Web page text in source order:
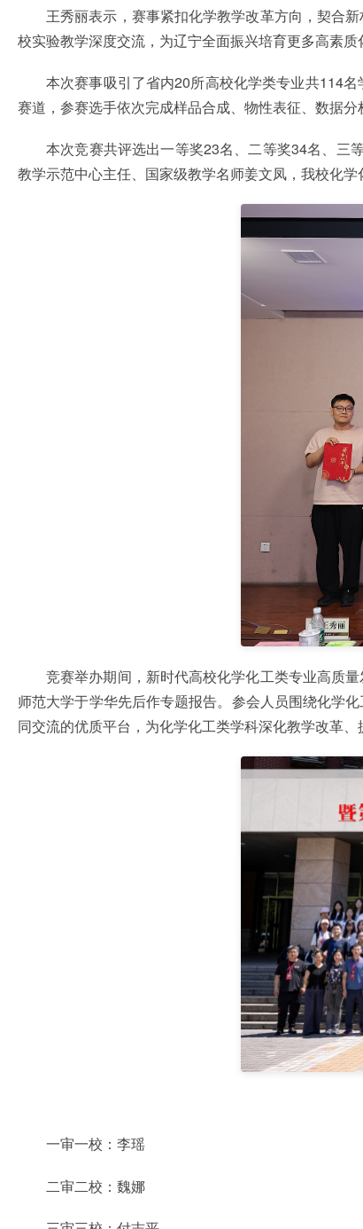
王秀丽表示，赛事紧扣化学教学改革方向，契合
校实验教学深度交流，为辽宁全面振兴培育更多高素质
本次赛事吸引了省内20所高校化学类专业共114
赛道，参赛选手依次完成样品合成、物性表征、数据
本次竞赛共评选出一等奖23名、二等奖34名、三
教学示范中心主任、国家级教学名师姜文凤，我校化
竞赛举办期间，新时代高校化学化工类专业高质
师范大学于学华先后作专题报告。参会人员围绕化学
同交流的优质平台，为化学化工类学科深化教学改革
一审一校：李瑶
二审二校：魏娜